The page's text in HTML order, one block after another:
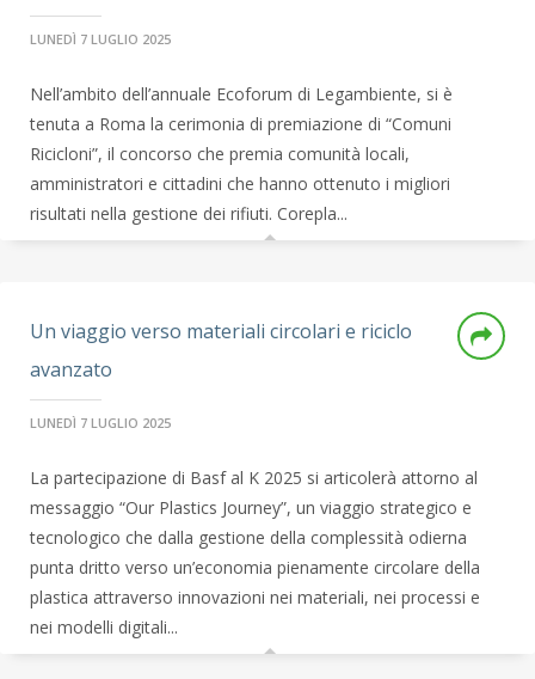
LUNEDÌ 7 LUGLIO 2025
Nell’ambito dell’annuale Ecoforum di Legambiente, si è
tenuta a Roma la cerimonia di premiazione di “Comuni
Ricicloni”, il concorso che premia comunità locali,
amministratori e cittadini che hanno ottenuto i migliori
risultati nella gestione dei rifiuti. Corepla...
Un viaggio verso materiali circolari e riciclo
avanzato
LUNEDÌ 7 LUGLIO 2025
La partecipazione di Basf al K 2025 si articolerà attorno al
messaggio “Our Plastics Journey”, un viaggio strategico e
tecnologico che dalla gestione della complessità odierna
punta dritto verso un’economia pienamente circolare della
plastica attraverso innovazioni nei materiali, nei processi e
nei modelli digitali...